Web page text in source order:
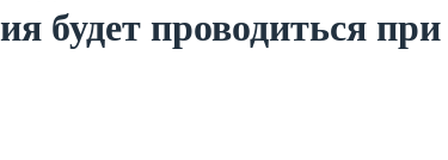
будет проводиться при